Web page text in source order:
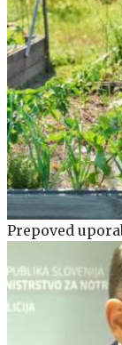
Prepoved